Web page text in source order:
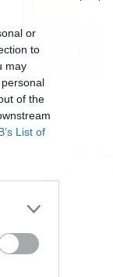
or
to
may
of the
List of